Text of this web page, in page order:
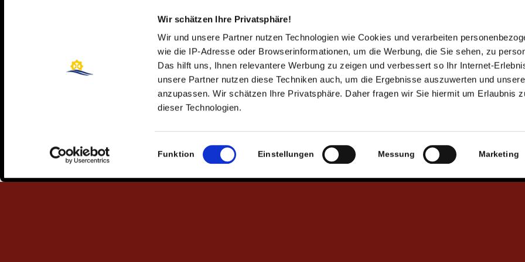
Wir schätzen Ihre Privatsphäre!
Wir und unsere Partner nutzen Technologien wie Cookies und verarbeiten
wie die IP-Adresse oder Browserinformationen, um die Werbung, die Sie sehen, zu
Das hilft uns, Ihnen relevantere Werbung zu zeigen und verbessert so Ihr Internet-
unsere Partner nutzen diese Techniken auch, um die Ergebnisse auszuwerten und
anzupassen. Wir schätzen Ihre Privatsphäre. Daher fragen wir Sie hiermit um Erlaubnis
dieser Technologien.
Einwilligungsauswahl
Funktion Einstellungen Messung Marketing
und Lehre als auch mit Absolventinnen,
Absolventen und Studierenden
Mit allen dafür notwendigen Voraussetzungen
Unsere wichtige Basis als inklusives